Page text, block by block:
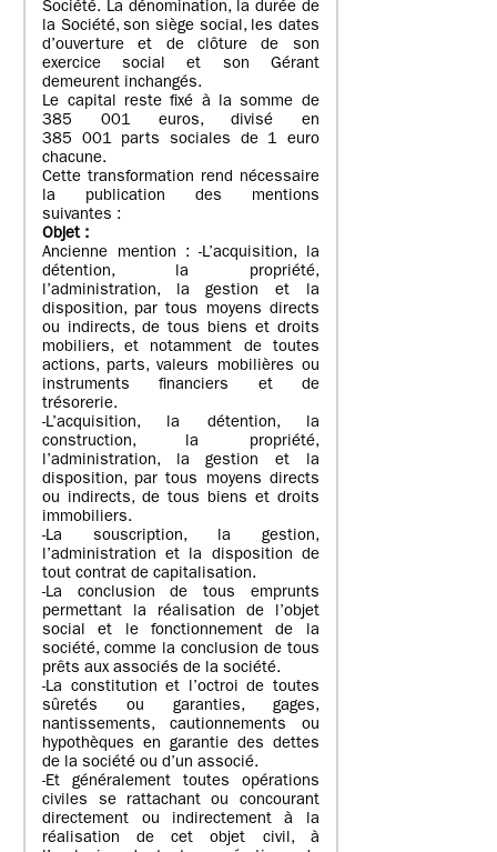
Société. La dénomination, la durée de
la Société, son siège social, les dates
d’ouverture et de clôture de son
exercice social et son Gérant
demeurent inchangés.
Le capital reste fixé à la somme de
385 001 euros, divisé en
385 001 parts sociales de 1 euro
chacune.
Cette transformation rend nécessaire
la publication des mentions
suivantes :
Objet :
Ancienne mention : -L’acquisition, la
détention, la propriété,
l’administration, la gestion et la
disposition, par tous moyens directs
ou indirects, de tous biens et droits
mobiliers, et notamment de toutes
actions, parts, valeurs mobilières ou
instruments financiers et de
trésorerie.
-L’acquisition, la détention, la
construction, la propriété,
l’administration, la gestion et la
disposition, par tous moyens directs
ou indirects, de tous biens et droits
immobiliers.
-La souscription, la gestion,
l’administration et la disposition de
tout contrat de capitalisation.
-La conclusion de tous emprunts
permettant la réalisation de l’objet
social et le fonctionnement de la
société, comme la conclusion de tous
prêts aux associés de la société.
-La constitution et l’octroi de toutes
sûretés ou garanties, gages,
nantissements, cautionnements ou
hypothèques en garantie des dettes
de la société ou d’un associé.
-Et généralement toutes opérations
civiles se rattachant ou concourant
directement ou indirectement à la
réalisation de cet objet civil, à